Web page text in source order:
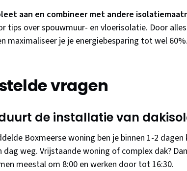
aan en combineer met andere
tips over spouwmuur- en vloerisolatie. Door
maximaliseer je je energiebesparing tot wel 60%.
vragen
de installatie van
Boxmeerse woning ben je binnen 1-2 dagen
dag weg. Vrijstaande woning of complex dak?
meestal om 8:00 en werken door tot 16:30.